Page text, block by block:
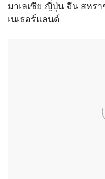
มาเลเซีย ญี่ปุ่น จีน สหร
เนเธอร์แลนด์